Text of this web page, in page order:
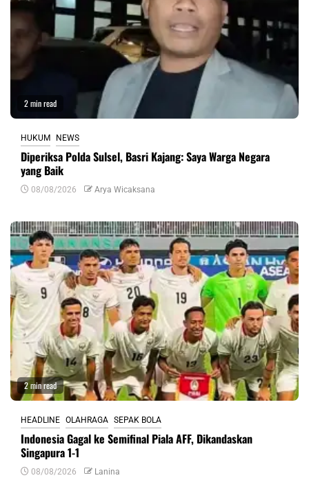
2 min read
HUKUM NEWS
Diperiksa Polda Sulsel, Basri Kajang: Saya Warga Negara
yang Baik
08/08/2026 Arya Wicaksana
2 min read
HEADLINE OLAHRAGA SEPAK BOLA
Indonesia Gagal ke Semifinal Piala AFF, Dikandaskan
Singapura 1-1
08/08/2026 Lanina